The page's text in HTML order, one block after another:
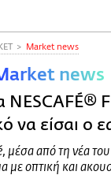
Market news
news
να είσαι ο
από τη νέα του
με οπτική και